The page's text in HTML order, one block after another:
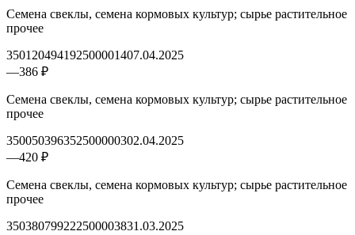
Семена свеклы, семена кормовых культур; сырье растительное
прочее
350120494192500001407.04.2025
—386 ₽
Семена свеклы, семена кормовых культур; сырье растительное
прочее
350050396352500000302.04.2025
—420 ₽
Семена свеклы, семена кормовых культур; сырье растительное
прочее
350380799222500003831.03.2025